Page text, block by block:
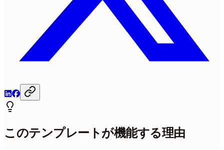
このテンプレートが機能する理由